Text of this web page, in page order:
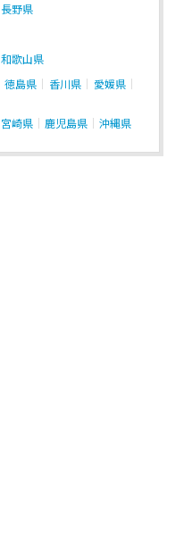
長野県
和歌山県
徳島県 香川県
愛媛県
宮崎県 鹿児島県 沖縄県